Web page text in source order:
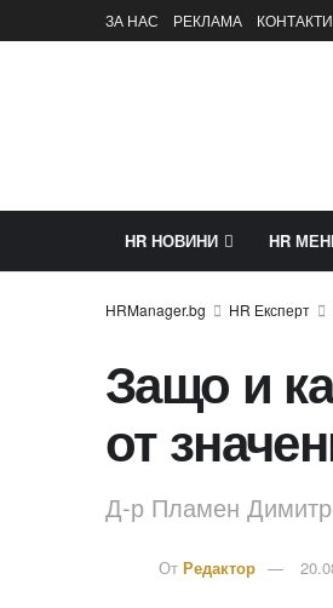
ЗА НАС РЕКЛАМА КОНТАКТИ
HR НОВИНИ HR
HR Експерт
Защо и
от
Д-р Пламен
От Редактор